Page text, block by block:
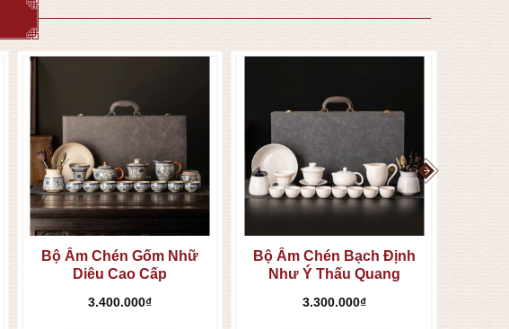
Bộ Ấm Chén Gốm Nhữ
Diêu Cao Cấp
3.400.000₫
Bộ Ấm Chén Bạch Định
Như Ý Thấu Quang
3.300.000₫